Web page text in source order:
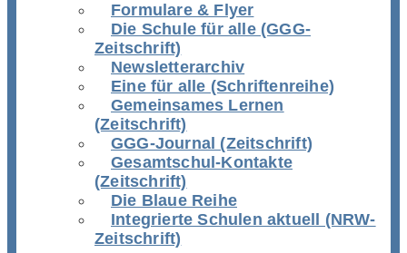
Formulare & Flyer
Die Schule für alle (GGG-
Zeitschrift)
Newsletterarchiv
Eine für alle (Schriftenreihe)
Gemeinsames Lernen
(Zeitschrift)
GGG-Journal (Zeitschrift)
Gesamtschul-Kontakte
(Zeitschrift)
Die Blaue Reihe
Integrierte Schulen aktuell (NRW-
Zeitschrift)